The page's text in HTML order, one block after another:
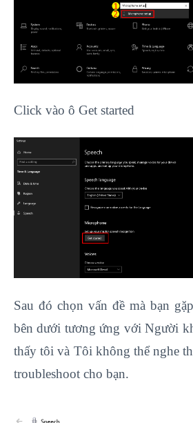
Click vào ô Get started
Sau đó chọn vấn đề mà bạn
bên dưới tương ứng với Người
thấy tôi và Tôi không thể nghe
troubleshoot cho bạn.